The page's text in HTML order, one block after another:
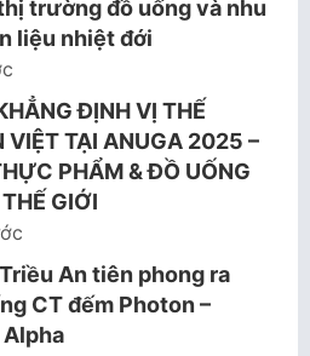
trường đồ uống và nhu
liệu nhiệt đới
ĐỊNH VỊ THẾ
VIỆT TẠI ANUGA 2025 –
PHẨM & ĐỒ UỐNG
GIỚI
An tiên phong ra
CT đếm Photon –
Alpha